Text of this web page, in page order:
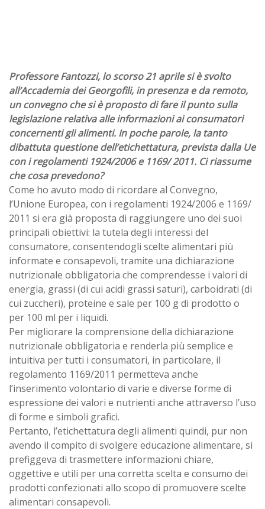
Professore Fantozzi, lo scorso 21 aprile si è svolto
all’Accademia dei Georgofili, in presenza e da remoto,
un convegno che si è proposto di fare il punto sulla
legislazione relativa alle informazioni ai consumatori
concernenti gli alimenti. In poche parole, la tanto
dibattuta questione dell’etichettatura, prevista dalla Ue
con i regolamenti 1924/2006 e 1169/ 2011. Ci riassume
che cosa prevedono?
Come ho avuto modo di ricordare al Convegno,
l’Unione Europea, con i regolamenti 1924/2006 e 1169/
2011 si era già proposta di raggiungere uno dei suoi
principali obiettivi: la tutela degli interessi del
consumatore, consentendogli scelte alimentari più
informate e consapevoli, tramite una dichiarazione
nutrizionale obbligatoria che comprendesse i valori di
energia, grassi (di cui acidi grassi saturi), carboidrati (di
cui zuccheri), proteine e sale per 100 g di prodotto o
per 100 ml per i liquidi.
Per migliorare la comprensione della dichiarazione
nutrizionale obbligatoria e renderla più semplice e
intuitiva per tutti i consumatori, in particolare, il
regolamento 1169/2011 permetteva anche
l’inserimento volontario di varie e diverse forme di
espressione dei valori e nutrienti anche attraverso l’uso
di forme e simboli grafici.
Pertanto, l’etichettatura degli alimenti quindi, pur non
avendo il compito di svolgere educazione alimentare, si
prefiggeva di trasmettere informazioni chiare,
oggettive e utili per una corretta scelta e consumo dei
prodotti confezionati allo scopo di promuovere scelte
alimentari consapevoli.